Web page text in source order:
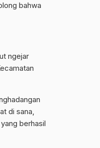
bahwa
ngejar
di sana,
berhasil